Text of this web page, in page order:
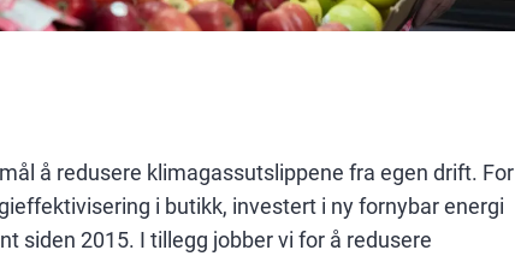
å redusere klimagassutslippene fra egen drift. For
i butikk, investert i ny fornybar energi
siden 2015. I tillegg jobber vi for å redusere